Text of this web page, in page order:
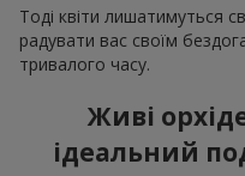
Тоді квіти лишатимуться
радувати вас своїм
тривалого часу.
Живі
ідеальний